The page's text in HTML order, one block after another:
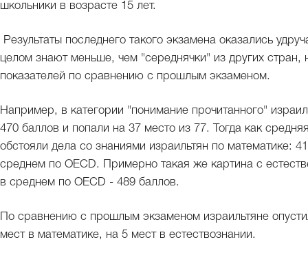
школьники в возрасте 15 лет.
Результаты последнего такого экзамена оказались
целом знают меньше, чем "середнячки" из других
показателей по сравнению с прошлым экзаменом.
Например, в категории "понимание прочитанного"
470 баллов и попали на 37 место из 77. Тогда как
обстояли дела со знаниями израильтян по математике:
среднем по OECD. Примерно такая же картина с
в среднем по OECD - 489 баллов.
По сравнению с прошлым экзаменом израильтяне
мест в математике, на 5 мест в естествознании.